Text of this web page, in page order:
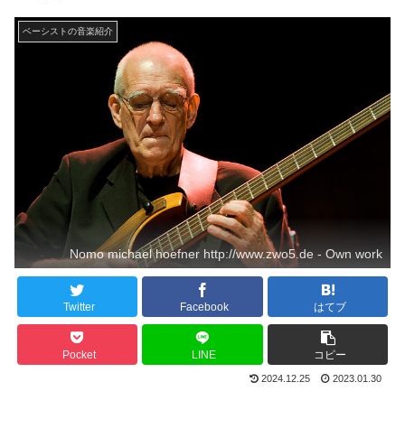
ベーシストの音楽紹介
Nomo michael hoefner http://www.zwo5.de - Own work
Twitter Facebook はてブ
Pocket LINE コピー
2024.12.25 2023.01.30